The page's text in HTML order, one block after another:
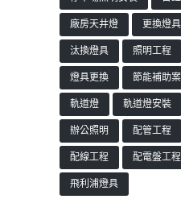
廠房天井燈
更換燈具
汰換燈具
照明工程
燈具更換
節能補助案
軌道燈
軌道燈安裝
辦公照明
配管工程
配線工程
配電盤工程
飛利浦燈具